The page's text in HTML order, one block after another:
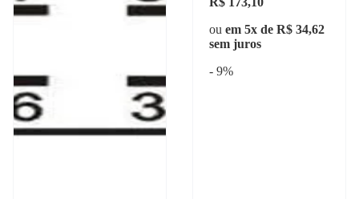
ou em 5x de R$ 34,62
sem juros
- 9%